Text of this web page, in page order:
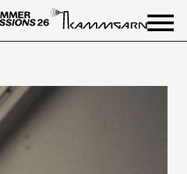
informieren
Events in der
anmelden und